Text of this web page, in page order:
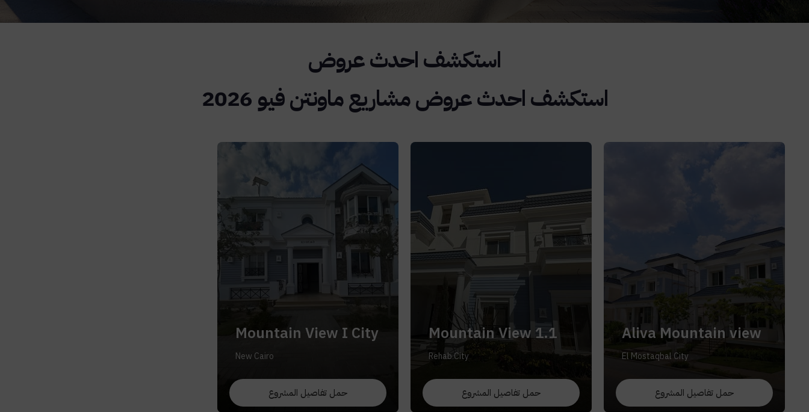
استكشف احدث عروض مشاريع ماونتن فيو 2026
Aliva Mountain view
El Mostaqbal City
حمل تفاصيل المشروع
Mountain View 1.1
Rehab City
حمل تفاصيل المشروع
Mountain View I City
New Cairo
حمل تفاصيل المشروع